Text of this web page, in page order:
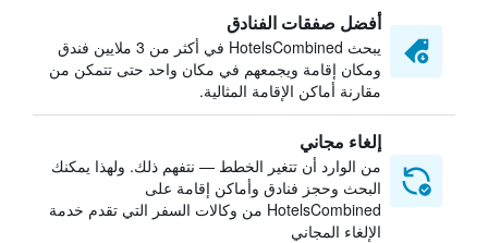
أفضل صفقات الفنادق
يبحث HotelsCombined في أكثر من 3 ملايين فندق
ومكان إقامة ويجمعهم في مكان واحد حتى تتمكن من
مقارنة أماكن الإقامة المثالية.
إلغاء مجاني
من الوارد أن تتغير الخطط — نتفهم ذلك. ولهذا يمكنك
البحث وحجز فنادق وأماكن إقامة على
HotelsCombined من وكالات السفر التي تقدم خدمة
الإلغاء المجاني